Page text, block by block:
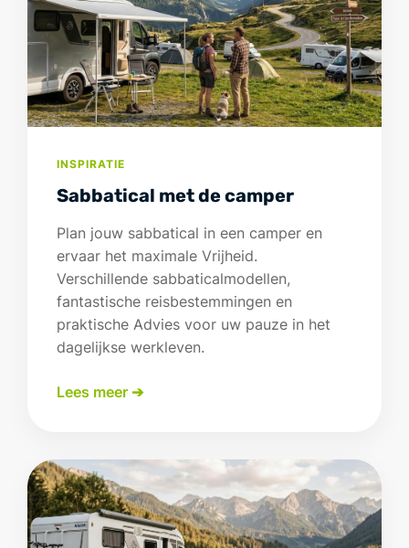
INSPIRATIE
Sabbatical met de camper
Plan jouw sabbatical in een camper en
ervaar het maximale Vrijheid.
Verschillende sabbaticalmodellen,
fantastische reisbestemmingen en
praktische Advies voor uw pauze in het
dagelijkse werkleven.
Lees meer ➔